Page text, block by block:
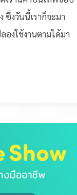
ซึ่งวันนี้เราก็จะมา
งใช้งานตามได้มา